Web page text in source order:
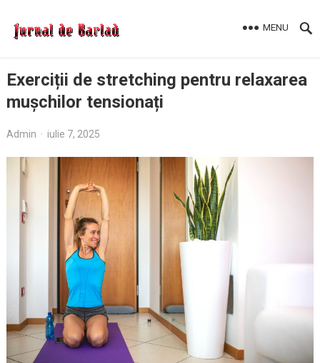
MENU
Exerciții de stretching pentru relaxarea
mușchilor tensionați
Admin · iulie 7, 2025